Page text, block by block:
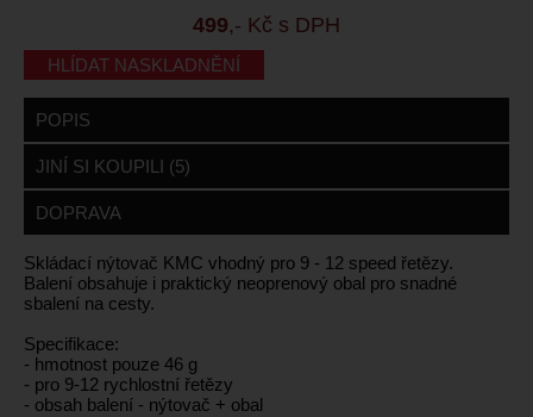
499,- Kč s DPH
HLÍDAT NASKLADNĚNÍ
POPIS
JINÍ SI KOUPILI (5)
DOPRAVA
Skládací nýtovač KMC vhodný pro 9 - 12 speed řetězy.
Balení obsahuje i praktický neoprenový obal pro snadné
sbalení na cesty.
Specifikace:
- hmotnost pouze 46 g
- pro 9-12 rychlostní řetězy
- obsah balení - nýtovač + obal